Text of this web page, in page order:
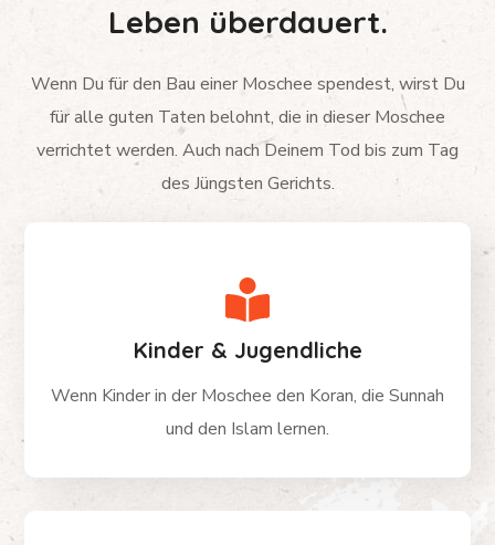
Leben überdauert.
Wenn Du für den Bau einer Moschee spendest, wirst Du
für alle guten Taten belohnt, die in dieser Moschee
verrichtet werden. Auch nach Deinem Tod bis zum Tag
des Jüngsten Gerichts.
Kinder & Jugendliche
Wenn Kinder in der Moschee den Koran, die Sunnah
und den Islam lernen.